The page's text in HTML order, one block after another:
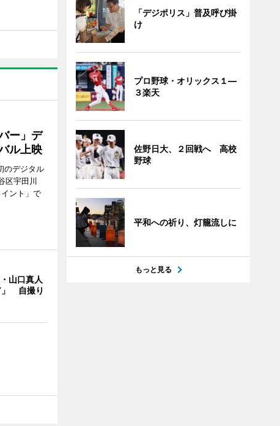
ー」デ
ル上映
のデジタル
区宇田川
ント」で
山口真人
」 自撮り
「デジポリス」普及呼び掛
け
プロ野球・オリックス１―
３楽天
佐野日大、２回戦へ 高校
野球
平和への祈り、灯籠流しに
もっと見る